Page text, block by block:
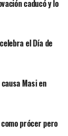
le deberán
reciben la
del pago.
su
y eso es
de los lagos
tierras
41% de las
caducó y lo
el Día de
Masi en
prócer pero